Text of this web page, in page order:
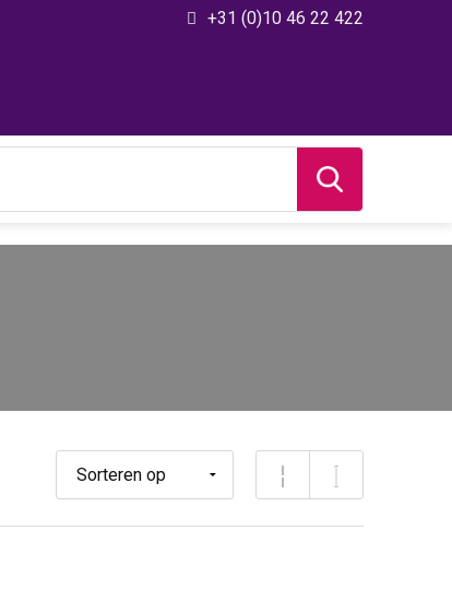
+31 (0)10 46 22 422